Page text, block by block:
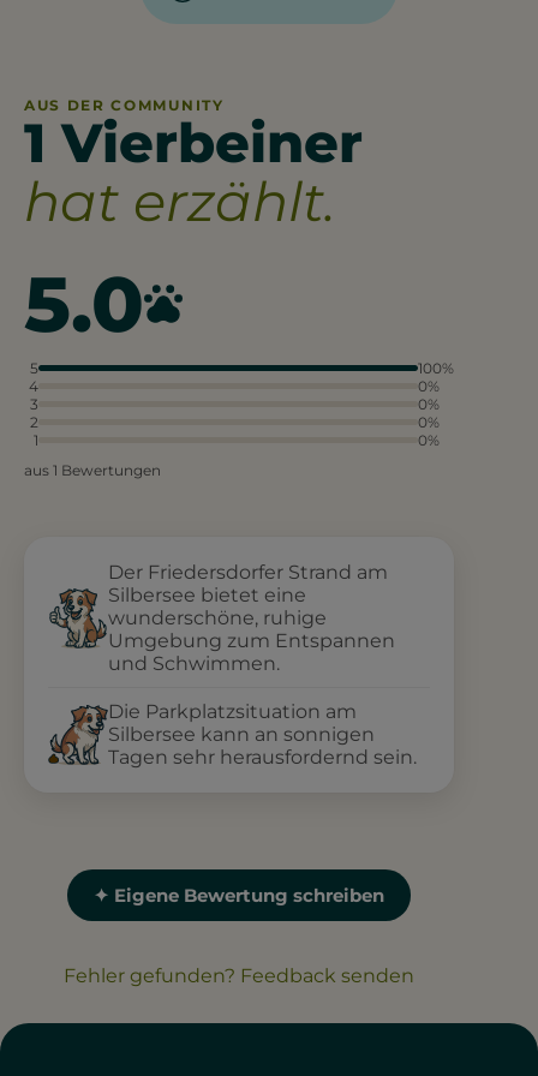
AUS DER COMMUNITY
1 Vierbeiner
hat erzählt.
5.0
5
100%
4
0%
3
0%
2
0%
1
0%
aus 1 Bewertungen
Der Friedersdorfer Strand am
Silbersee bietet eine
wunderschöne, ruhige
Umgebung zum Entspannen
und Schwimmen.
Die Parkplatzsituation am
Silbersee kann an sonnigen
Tagen sehr herausfordernd sein.
✦ Eigene Bewertung schreiben
Fehler gefunden? Feedback senden